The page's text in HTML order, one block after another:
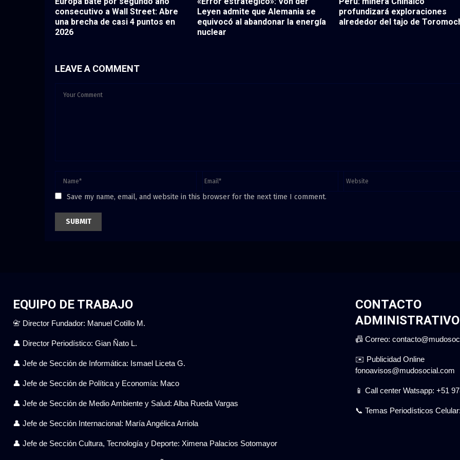
consecutivo a Wall Street: Abre
una brecha de casi 4 puntos en
2026
Leyen admite que Alemania se
equivocó al abandonar la energía
nuclear
profundizará exploraciones
alrededor del tajo de
LEAVE A COMMENT
Save my name, email, and website in this browser for the next time I comment.
EQUIPO DE TRABAJO
📇 Director Fundador: Manuel Cotillo M.
👤 Director Periodístico: Gian Ñato L.
👤 Jefe de Sección de Informática: Ismael Liceta G.
👤 Jefe de Sección de Política y Economía: Maco
👤 Jefe de Sección de Medio Ambiente y Salud: Alba Rueda Vargas
👤 Jefe de Sección Internacional: María Angélica Arriola
👤 Jefe de Sección Cultura, Tecnología y Deporte: Ximena Palacios Sotomayor
CONTACTO
📠 Correo:
✉️ Publicidad Online
fonoavisos@mudosocial.com
📱 Call center Watsapp: +51
📞 Temas Periodísticos